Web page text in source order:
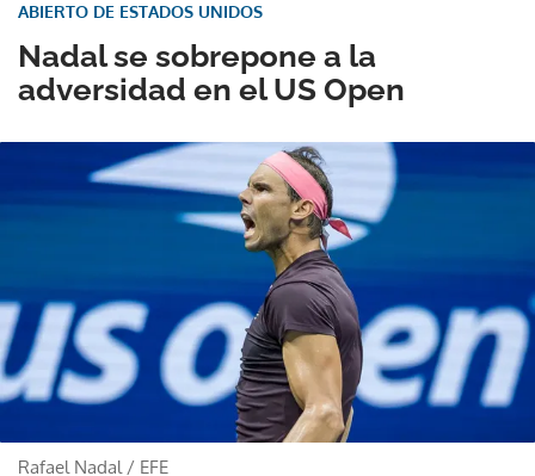
Nadal se sobrepone a la
adversidad en el US Open
ABIERTO DE ESTADOS UNIDOS
Rafael Nadal / EFE